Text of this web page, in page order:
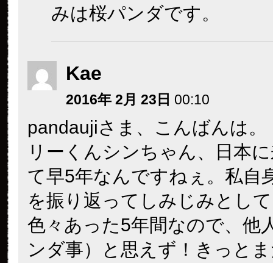
みは桜パンダです。
Kae
2016年 2月 23日 00:10
pandaujiさま、こんばんは。
リーくんシンちゃん、日本
て早5年なんですねぇ。私自
を振り返ってしみじみとし
色々あった5年間なので、他
ンダ事）と思えず！きっと